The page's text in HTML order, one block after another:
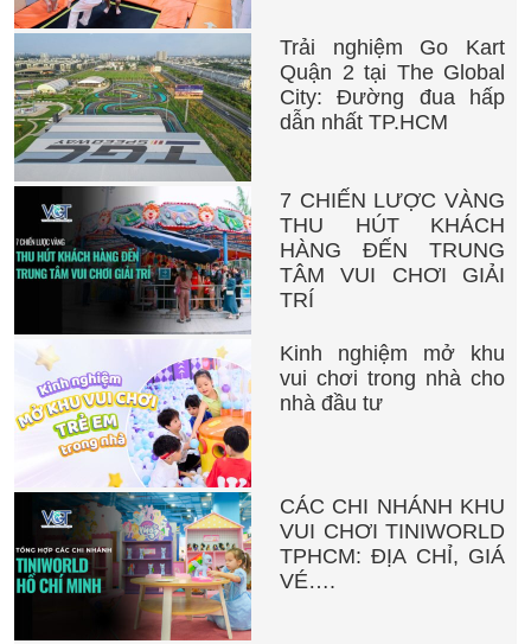
Trải nghiệm Go Kart
Quận 2 tại The Global
City: Đường đua hấp
dẫn nhất TP.HCM
7 CHIẾN LƯỢC VÀNG
THU HÚT KHÁCH
HÀNG ĐẾN TRUNG
TÂM VUI CHƠI GIẢI
TRÍ
Kinh nghiệm mở khu
vui chơi trong nhà cho
nhà đầu tư
CÁC CHI NHÁNH KHU
VUI CHƠI TINIWORLD
TPHCM: ĐỊA CHỈ, GIÁ
VÉ….